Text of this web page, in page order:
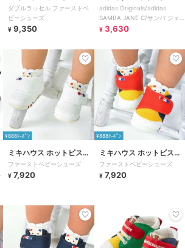
ッツ
ダブルラッセル ファーストベ
ビーシューズ
¥ 9,350
adidas Originals/adidas
SAMBA JANE C/サンバ ジェ
ーン I
¥ 3,630
¥888ｸｰﾎﾟﾝ
ミキハウス ホットビスケ
ッツ
ファーストベビーシューズ
¥ 7,920
¥888ｸｰﾎﾟﾝ
ミキハウス ホットビスケ
ッツ
ファーストベビーシューズ
¥ 7,920